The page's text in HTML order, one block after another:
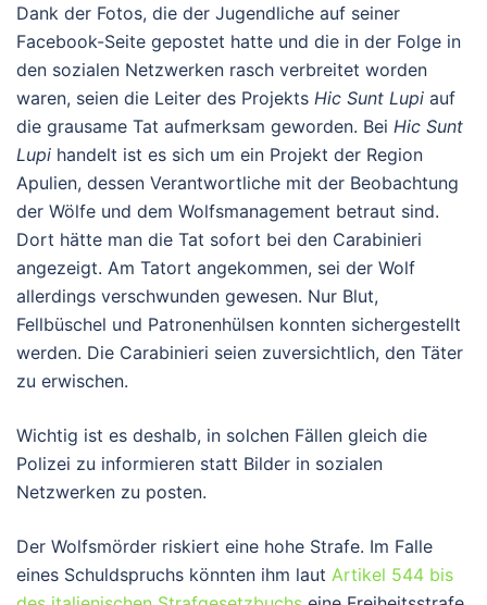
Dank der Fotos, die der Jugendliche auf seiner
Facebook-Seite gepostet hatte und die in der Folge in
den sozialen Netzwerken rasch verbreitet worden
waren, seien die Leiter des Projekts Hic Sunt Lupi auf
die grausame Tat aufmerksam geworden. Bei Hic Sunt
Lupi handelt ist es sich um ein Projekt der Region
Apulien, dessen Verantwortliche mit der Beobachtung
der Wölfe und dem Wolfsmanagement betraut sind.
Dort hätte man die Tat sofort bei den Carabinieri
angezeigt. Am Tatort angekommen, sei der Wolf
allerdings verschwunden gewesen. Nur Blut,
Fellbüschel und Patronenhülsen konnten sichergestellt
werden. Die Carabinieri seien zuversichtlich, den Täter
zu erwischen.
Wichtig ist es deshalb, in solchen Fällen gleich die
Polizei zu informieren statt Bilder in sozialen
Netzwerken zu posten.
Der Wolfsmörder riskiert eine hohe Strafe. Im Falle
eines Schuldspruchs könnten ihm laut Artikel 544 bis